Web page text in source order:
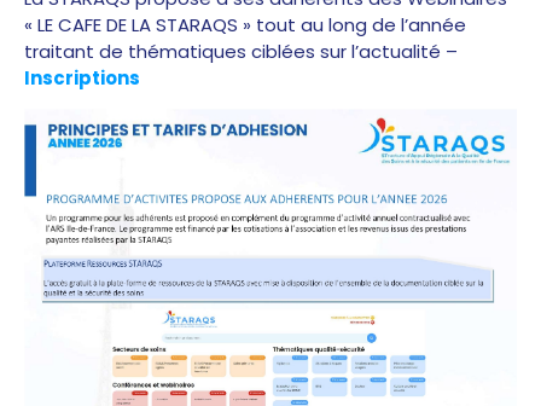
« LE CAFE DE LA STARAQS » tout au long de l’année
traitant de thématiques ciblées sur l’actualité –
Inscriptions